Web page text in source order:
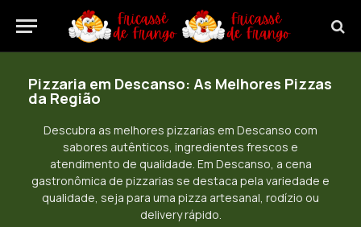
Pizzaria em Descanso: As Melhores Pizzas
da Região
Descubra as melhores pizzarias em Descanso com
sabores autênticos, ingredientes frescos e
atendimento de qualidade. Em Descanso, a cena
gastronômica de pizzarias se destaca pela variedade e
qualidade, seja para uma pizza artesanal, rodízio ou
delivery rápido.